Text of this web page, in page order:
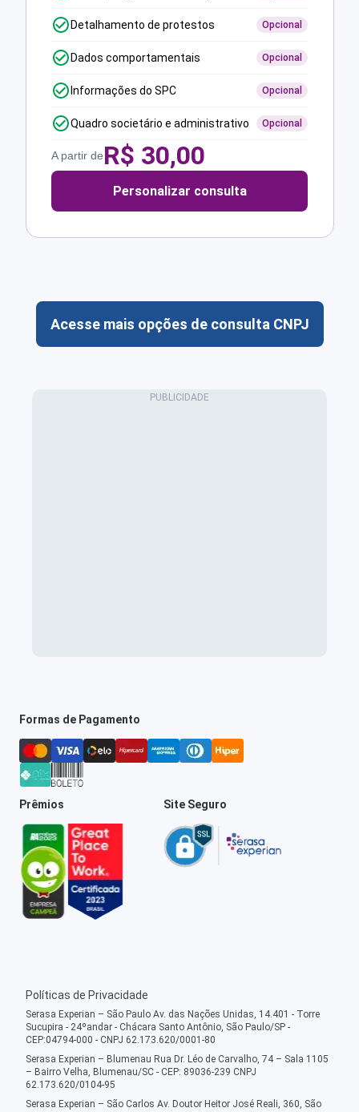
Detalhamento de protestos Opcional
Dados comportamentais Opcional
Informações do SPC Opcional
Quadro societário e administrativo Opcional
A partir deR$ 30,00
Personalizar consulta
Acesse mais opções de consulta CNPJ
Formas de Pagamento
Prêmios Site Seguro
Políticas de Privacidade
Serasa Experian – São Paulo Av. das Nações Unidas, 14.401 - Torre
Sucupira - 24ºandar - Chácara Santo Antônio, São Paulo/SP -
CEP:04794-000 - CNPJ 62.173.620/0001-80
Serasa Experian – Blumenau Rua Dr. Léo de Carvalho, 74 – Sala 1105
– Bairro Velha, Blumenau/SC - CEP: 89036-239 CNPJ
62.173.620/0104-95
Serasa Experian – São Carlos Av. Doutor Heitor José Reali, 360, São